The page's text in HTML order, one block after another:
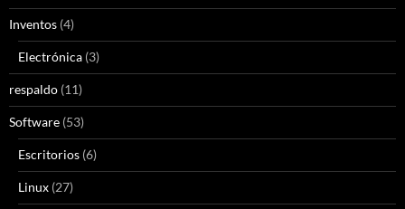
Inventos (4)
Electrónica (3)
respaldo (11)
Software (53)
Escritorios (6)
Linux (27)